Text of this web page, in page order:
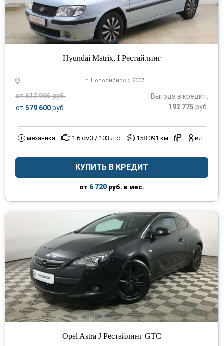
Hyundai Matrix, I Рестайлинг
г. Новосибирск, 2007
от 612 996 руб.
от 579 600руб.
Выгода в кредит:
192 775 руб.
механика 1.6 см3 / 103 л.с. 158 091 км вл.
КУПИТЬ В КРЕДИТ
от 6 720 руб. в мес.
Opel Astra J Рестайлинг GTC